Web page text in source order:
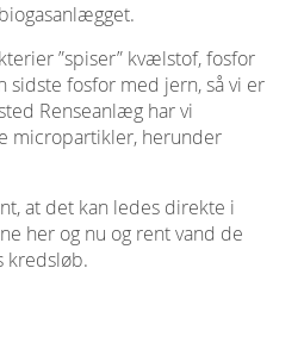
”spiser” kvælstof, fosfor
fosfor med jern, så vi er
Renseanlæg har vi
micropartikler, herunder
at det kan ledes direkte i
her og nu og rent vand de
kredsløb.